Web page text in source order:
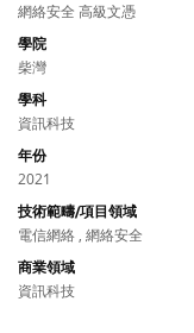
網絡安全 高級文憑
學院
柴灣
學科
資訊科技
年份
2021
技術範疇/項目領域
電信網絡 , 網絡安全
商業領域
資訊科技